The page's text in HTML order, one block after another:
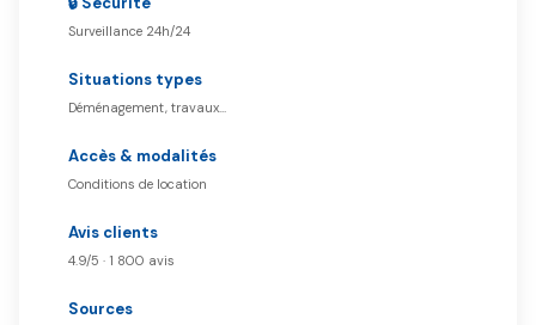
Surveillance 24h/24
Situations types
Déménagement, travaux…
Accès & modalités
Conditions de location
Avis clients
4.9/5 · 1 800 avis
Sources